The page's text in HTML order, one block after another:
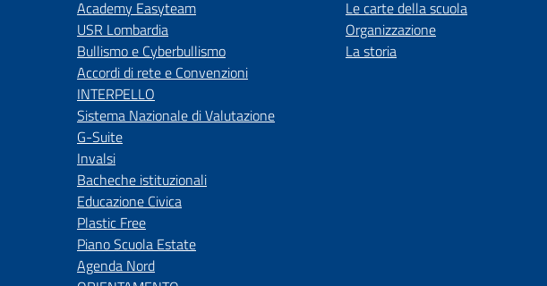
Academy Easyteam
USR Lombardia
Bullismo e Cyberbullismo
Accordi di rete e Convenzioni
INTERPELLO
Sistema Nazionale di Valutazione
G-Suite
Invalsi
Bacheche istituzionali
Educazione Civica
Plastic Free
Piano Scuola Estate
Agenda Nord
Le carte della scuola
Organizzazione
La storia